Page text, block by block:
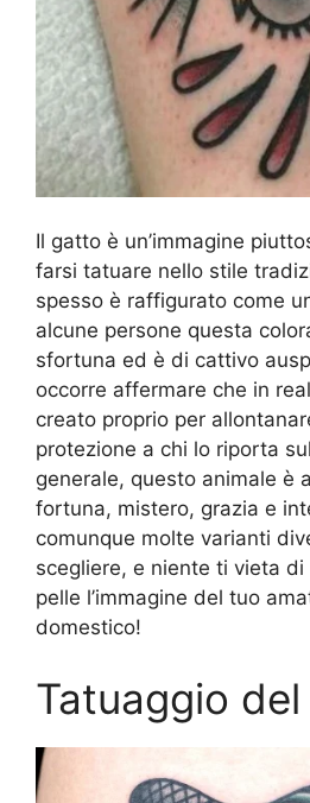
Il gatto è un’immagine
farsi tatuare nello stile
spesso è raffigurato come
alcune persone questa
sfortuna ed è di cattivo
occorre affermare che in
creato proprio per
protezione a chi lo riporta
generale, questo animale è
fortuna, mistero, grazia e
comunque molte varianti
scegliere, e niente ti vieta
pelle l’immagine del tuo
domestico!
Tatuaggio